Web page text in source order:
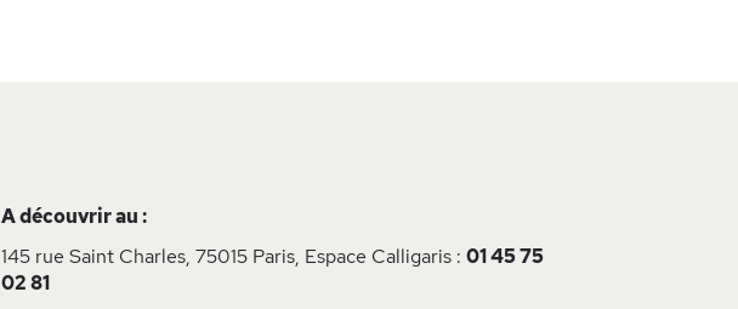
A découvrir au :
145 rue Saint Charles, 75015 Paris, Espace Calligaris : 01 45 75
02 81